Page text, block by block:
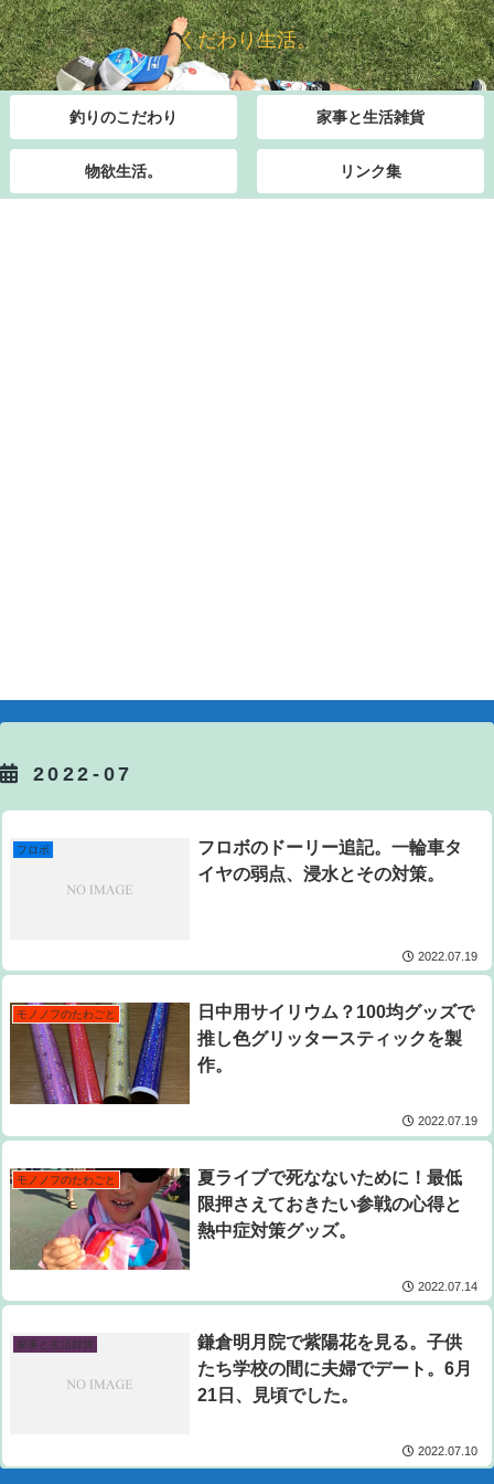
くだわり生活。
釣りのこだわり 家事と生活雑貨
物欲生活。 リンク集
2022-07
フロボ
フロボのドーリー追記。一輪車タ
イヤの弱点、浸水とその対策。
2022.07.19
モノノフのたわごと
日中用サイリウム？100均グッズで
推し色グリッタースティックを製
作。
2022.07.19
モノノフのたわごと
夏ライブで死なないために！最低
限押さえておきたい参戦の心得と
熱中症対策グッズ。
2022.07.14
家事と生活雑貨
鎌倉明月院で紫陽花を見る。子供
たち学校の間に夫婦でデート。6月
21日、見頃でした。
2022.07.10